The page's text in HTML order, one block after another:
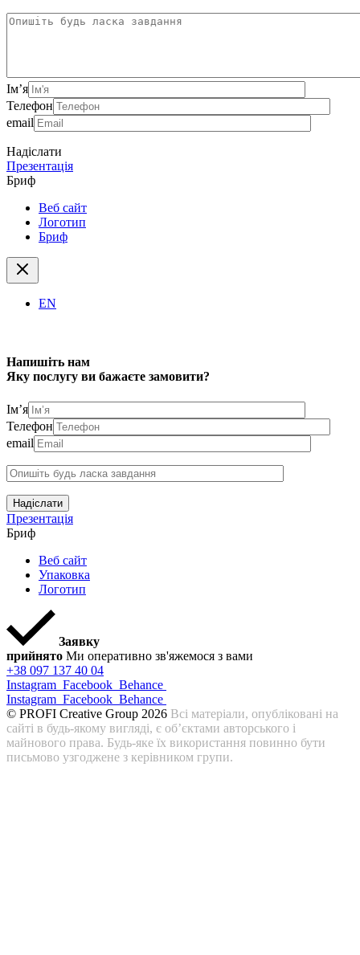
Ім’я
Телефон
email
Надіслати
Презентація
Бриф
Веб сайт
Логотип
Бриф
EN
Напишіть нам
Яку послугу ви бажаєте замовити?
Ім’я
Телефон
email
Надіслати
Презентація
Бриф
Веб сайт
Упаковка
Логотип
Заявку
прийнято Ми оперативно зв'яжемося з вами
+38 097 137 40 04
Instagram Facebook Behance
Instagram Facebook Behance
© PROFI Creative Group 2026 Всі матеріали, опубліковані на
сайті в будь-якому вигляді, є об’єктами авторського і
майнового права. Будь-яке їх використання повинно бути
письмово узгоджене з керівником групи.